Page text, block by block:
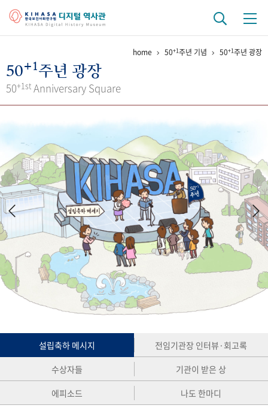
걸어온 길 기관 변천사
키워드로 보는 연구 역사
연구자들
간행물 변천사
기록물 아카이브
사진 아카이브 문서 기록물 행정박물 영상 기록물
50+1 주년 기념
성과 50선 숫자로 보는 50년 50
주년 광장
세계와 함께 한 KIHASA
VR 역사관
home 50+1주년 기념 50+1주년 광장
50+1주년 광장
50+1st Anniversary Square
설립축하 메시지
전임기관장 인터뷰·회고록
수상자들
기관이 받은 상
에피소드
나도 한마디